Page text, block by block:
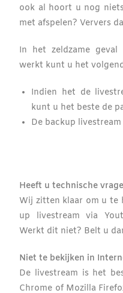
ook al hoort u nog
met afspelen? Ververs
In het zeldzame
werkt kunt u het
Indien het de
kunt u het beste de
De backup
Heeft u technische
Wij zitten klaar om u te
up livestream via
Werkt dit niet? Belt u
Niet te bekijken in
De livestream is het
Chrome of Mozilla